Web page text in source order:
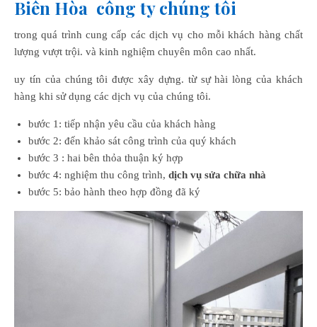
Biên Hòa công ty chúng tôi
trong quá trình cung cấp các dịch vụ cho mỗi khách hàng chất
lượng vượt trội. và kinh nghiệm chuyên môn cao nhất.
uy tín của chúng tôi được xây dựng. từ sự hài lòng của khách
hàng khi sử dụng các dịch vụ của chúng tôi.
bước 1: tiếp nhận yêu cầu của khách hàng
bước 2: đến khảo sát công trình của quý khách
bước 3 : hai bên thỏa thuận ký hợp
bước 4: nghiệm thu công trình, dịch vụ sửa chữa nhà
bước 5: bảo hành theo hợp đồng đã ký